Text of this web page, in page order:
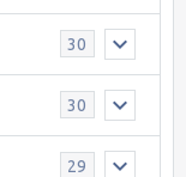
30
30
29